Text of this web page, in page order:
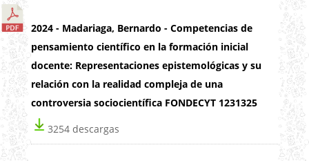
2024 - Madariaga, Bernardo - Competencias de
pensamiento científico en la formación inicial
docente: Representaciones epistemológicas y su
relación con la realidad compleja de una
controversia sociocientífica FONDECYT 1231325
3254 descargas